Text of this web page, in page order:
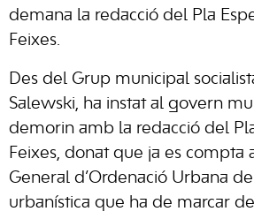
demana la redacció del Pla
Feixes.
Des del Grup municipal
Salewski, ha instat al govern
demorin amb la redacció del
Feixes, donat que ja es compta
General d’Ordenació Urbana
urbanística que ha de marcar